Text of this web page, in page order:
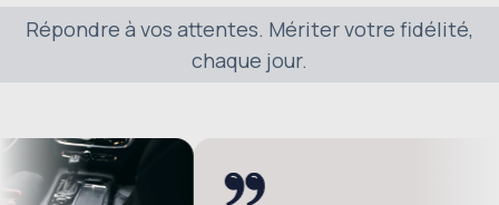
Répondre à vos attentes. Mériter votre fidélité,
chaque jour.